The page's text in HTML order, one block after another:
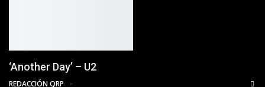
‘Another Day’ – U2
REDACCIÓN QRP